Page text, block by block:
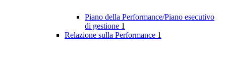
Piano della Performance/Piano esecutivo
di gestione 1
Relazione sulla Performance 1